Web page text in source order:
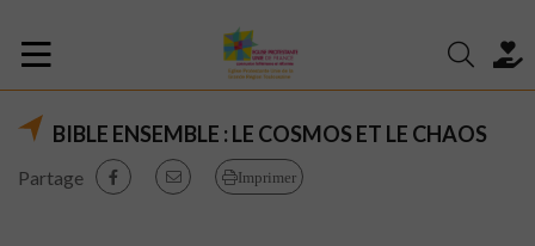
BIBLE ENSEMBLE : LE COSMOS ET LE CHAOS
Partage Imprimer